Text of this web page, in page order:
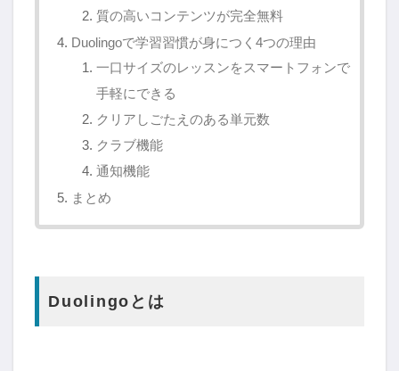
質の高いコンテンツが完全無料
Duolingoで学習習慣が身につく4つの理由
一口サイズのレッスンをスマートフォンで
手軽にできる
クリアしごたえのある単元数
クラブ機能
通知機能
まとめ
Duolingoとは